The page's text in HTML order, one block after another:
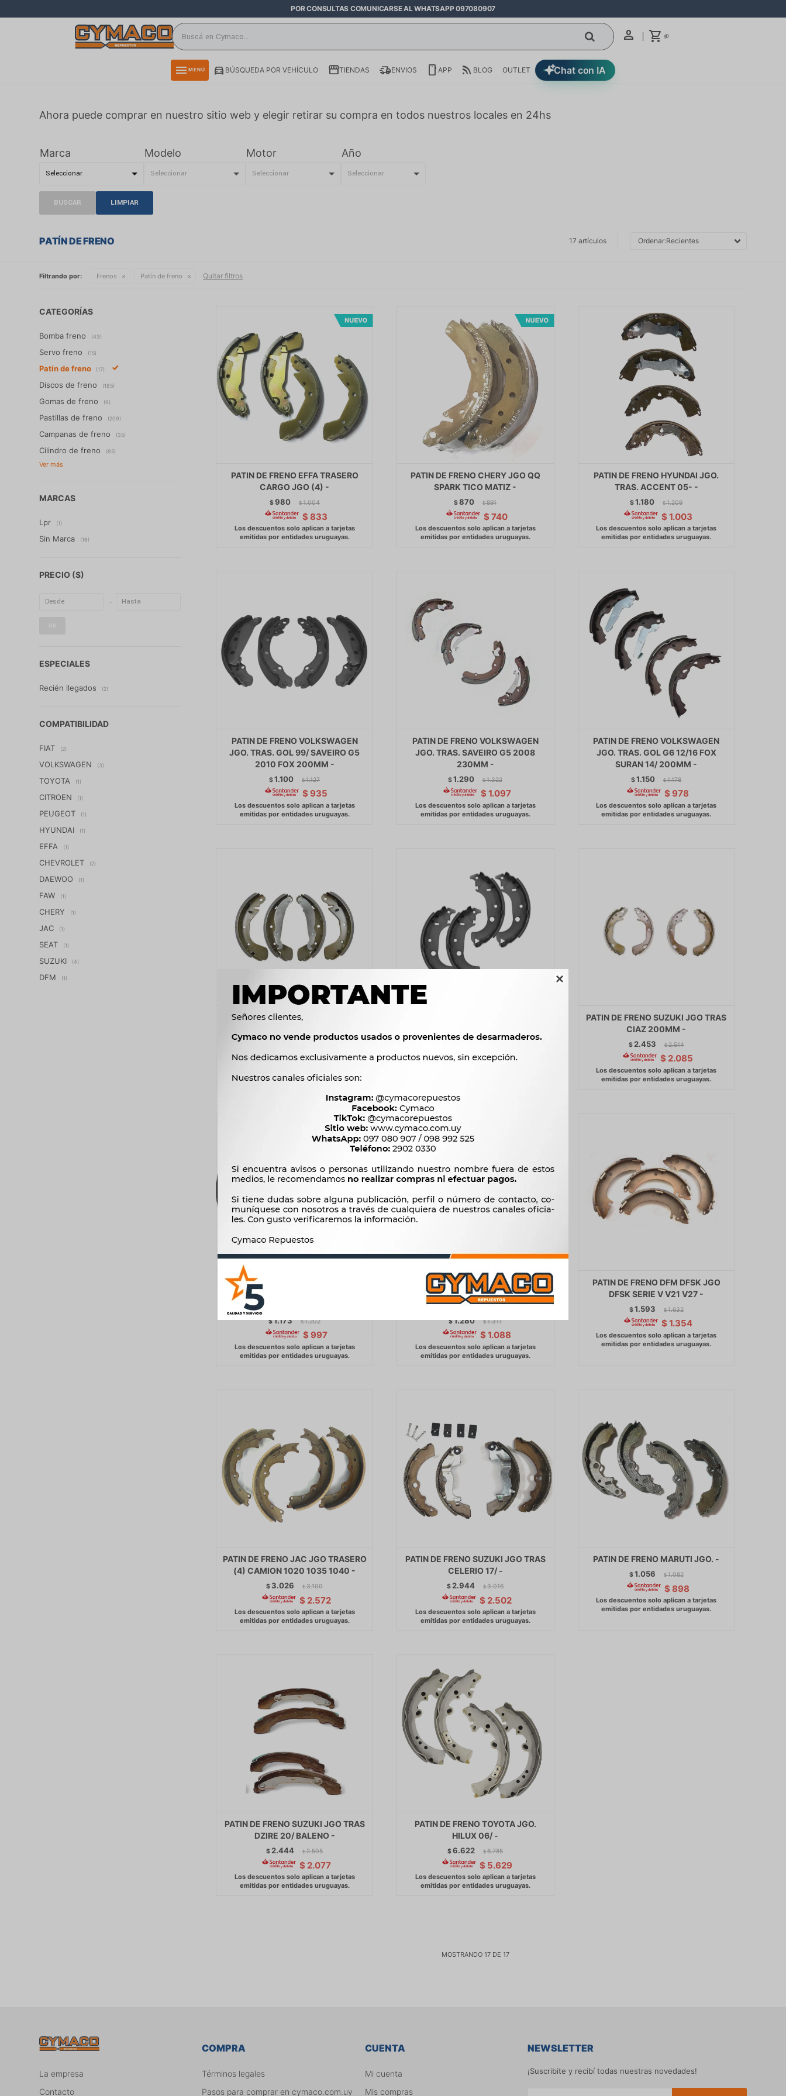

POR CONSULTAS COMUNICARSE AL WHATSAPP 097080907
$0
menu MENÚ Chat con IA
BÚSQUEDA POR VEHÍCULO TIENDAS ENVIOS APP BLOG OUTLET
Ahora puede comprar en nuestro sitio web y elegir retirar su compra en todos nuestros locales en 24hs
Marca Modelo Motor Año
BUSCAR LIMPIAR
PATÍN DE FRENO 17 artículos Recientes
Filtrando por: Frenos Patín de freno Quitar filtros
PATIN DE FRENO EFFA TRASERO
CARGO JGO (4) -
$980 $ 1.004
$ 833
PATIN DE FRENO CHERY JGO QQ
SPARK TICO MATIZ -
$870 $ 891
$ 740
PATIN DE FRENO HYUNDAI JGO.
TRAS. ACCENT 05- -
$1.180 $ 1.209
$ 1.003
PATIN DE FRENO VOLKSWAGEN
JGO. TRAS. GOL 99/ SAVEIRO G5
2010 FOX 200MM -
$1.100 $ 1.127
$ 935
PATIN DE FRENO VOLKSWAGEN
JGO. TRAS. SAVEIRO G5 2008
230MM -
$1.290 $ 1.322
$ 1.097
PATIN DE FRENO VOLKSWAGEN
JGO. TRAS. GOL G6 12/16 FOX
SURAN 14/ 200MM -
$1.150 $ 1.178
$ 978
PATIN DE FRENO CHEVROLET JGO.
$910 $1.097
PATIN DE FRENO SUZUKI JGO TRAS
CIAZ 200MM -
$ 2.453 $ 2.514
$ 2.085
PATIN DE FRENO CITROEN -
PEUGEOT JGO. AX SAXO 106
$1.173 $ 1.202
$ 997
PATIN DE FRENO FIAT DUNA PREMIO
UNO 86-94 CINQUECENTO 180MM
-
$1.280 $ 1.311
$ 1.088
PATIN DE FRENO DFM DFSK JGO
DFSK SERIE V V21 V27 -
$1.593 $ 1.632
$ 1.354
PATIN DE FRENO JAC JGO TRASERO
(4) CAMION 1020 1035 1040 -
$ 3.026 $ 3.100
$ 2.572
PATIN DE FRENO SUZUKI JGO TRAS
CELERIO 17/ -
$ 2.944 $ 3.016
$ 2.502
PATIN DE FRENO MARUTI JGO. -
$1.056 $ 1.082
$ 898
PATIN DE FRENO SUZUKI JGO TRAS
DZIRE 20/ BALENO -
$2.444 $ 2.505
$ 2.077
PATIN DE FRENO TOYOTA JGO.
HILUX 06/ -
$6.622 $ 6.785
$ 5.629
MOSTRANDO 17DE 17
CATEGORÍAS
Bomba freno (43)
Servo freno (15)
Patín de freno (17)
Discos de freno (185)
Gomas de freno (9)
Pastillas de freno (209)
Campanas de freno (35)
Cilindro de freno (85)
MARCAS
Lpr (1)
Sin Marca (16)
PRECIO ($)
ESPECIALES
Recién llegados (2)
COMPATIBILIDAD
FIAT (2)
VOLKSWAGEN (3)
TOYOTA (1)
CITROEN (1)
PEUGEOT (1)
HYUNDAI (1)
EFFA (1)
CHEVROLET (2)
DAEWOO (1)
FAW (1)
CHERY (1)
JAC (1)
SEAT (1)
SUZUKI (4)
DFM (1)
La empresa
Contacto
COMPRA
Términos legales
Pasos para comprar en cymaco.com.uy
CUENTA
Mi cuenta
Mis compras
NEWSLETTER
¡Suscribite y recibí todas nuestras novedades!
close
directions_car
smartphone